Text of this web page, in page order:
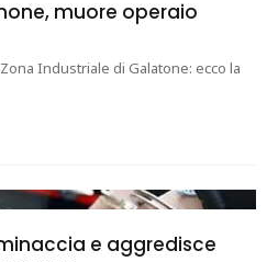
muore operaio
Industriale di Galatone: ecco la
minaccia e aggredisce